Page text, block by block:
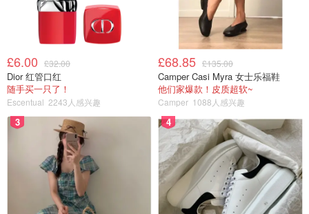
£6.00 £32.00
Dior 红管口红
随手买一只了！
Escentual 2243人感兴趣
£68.85 £135.00
Camper Casi Myra 女士乐福鞋
他们家爆款！皮质超软~
Camper 1088人感兴趣
3 4